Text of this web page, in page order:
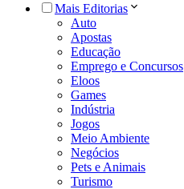
Mais Editorias
Auto
Apostas
Educação
Emprego e Concursos
Eloos
Games
Indústria
Jogos
Meio Ambiente
Negócios
Pets e Animais
Turismo